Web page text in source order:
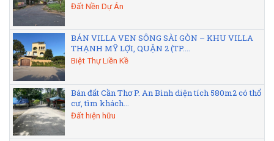
Đất Nền Dự Án
BÁN VILLA VEN SÔNG SÀI GÒN – KHU VILLA
THẠNH MỸ LỢI, QUẬN 2 (TP....
Biệt Thự Liền Kề
Bán đất Cần Thơ P. An Bình diện tích 580m2 có thổ
cư, tìm khách...
Đất hiện hữu